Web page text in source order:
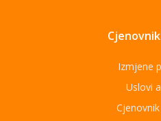
Izmjene
Uslovi